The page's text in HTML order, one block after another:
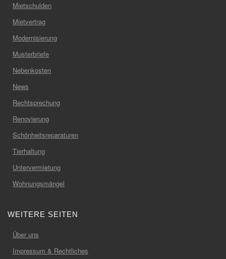
Mietschulden
Mietvertrag
Modernisierung
Musterbriefe
Nebenkosten
News
Rechtsprechung
Renovierung
Schönheitsreparaturen
Tierhaltung
Untervermietung
Wohnungsmängel
WEITERE SEITEN
Über uns
Impressum & Rechtliches